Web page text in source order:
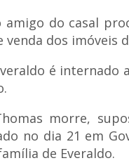
amigo do casal
dos imóveis
é internado
morre,
no dia 21 em
de Everaldo.